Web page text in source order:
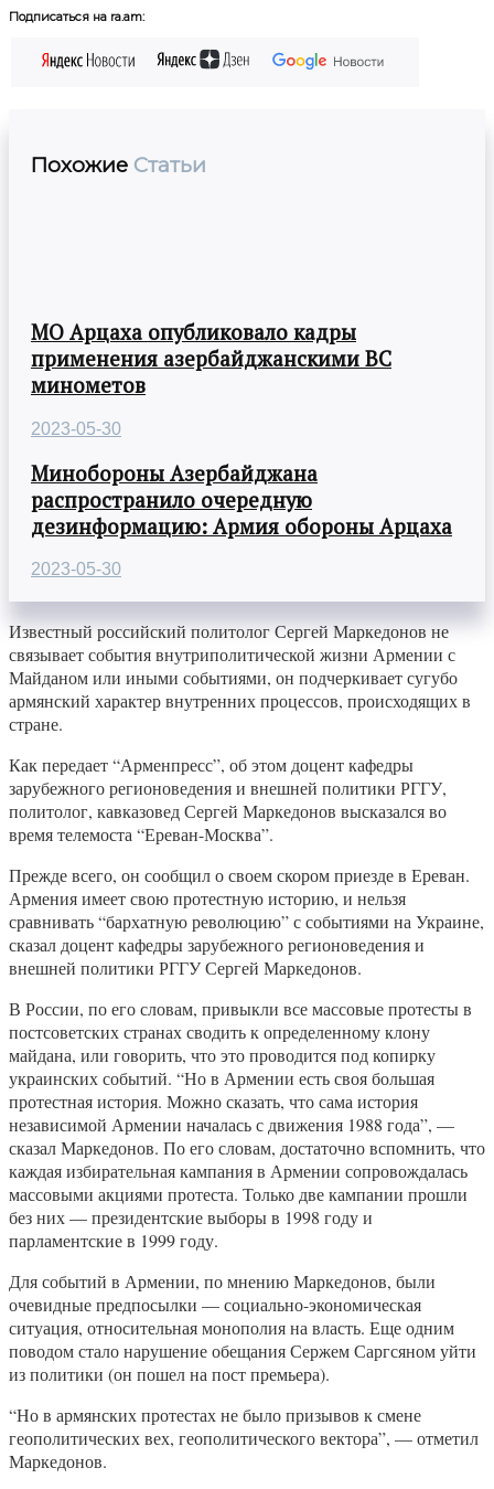
Подписаться на ra.am:
Похожие Статьи
МО Арцаха опубликовало кадры
применения азербайджанскими ВС
минометов
2023-05-30
Минобороны Азербайджана
распространило очередную
дезинформацию: Армия обороны Арцаха
2023-05-30
Известный российский политолог Сергей Маркедонов не
связывает события внутриполитической жизни Армении с
Майданом или иными событиями, он подчеркивает сугубо
армянский характер внутренних процессов, происходящих в
стране.
Как передает “Арменпресс”, об этом доцент кафедры
зарубежного регионоведения и внешней политики РГГУ,
политолог, кавказовед Сергей Маркедонов высказался во
время телемоста “Ереван-Москва”.
Прежде всего, он сообщил о своем скором приезде в Ереван.
Армения имеет свою протестную историю, и нельзя
сравнивать “бархатную революцию” с событиями на Украине,
сказал доцент кафедры зарубежного регионоведения и
внешней политики РГГУ Сергей Маркедонов.
В России, по его словам, привыкли все массовые протесты в
постсоветских странах сводить к определенному клону
майдана, или говорить, что это проводится под копирку
украинских событий. “Но в Армении есть своя большая
протестная история. Можно сказать, что сама история
независимой Армении началась с движения 1988 года”, —
сказал Маркедонов. По его словам, достаточно вспомнить, что
каждая избирательная кампания в Армении сопровождалась
массовыми акциями протеста. Только две кампании прошли
без них — президентские выборы в 1998 году и
парламентские в 1999 году.
Для событий в Армении, по мнению Маркедонов, были
очевидные предпосылки — социально-экономическая
ситуация, относительная монополия на власть. Еще одним
поводом стало нарушение обещания Сержем Саргсяном уйти
из политики (он пошел на пост премьера).
“Но в армянских протестах не было призывов к смене
геополитических вех, геополитического вектора”, — отметил
Маркедонов.